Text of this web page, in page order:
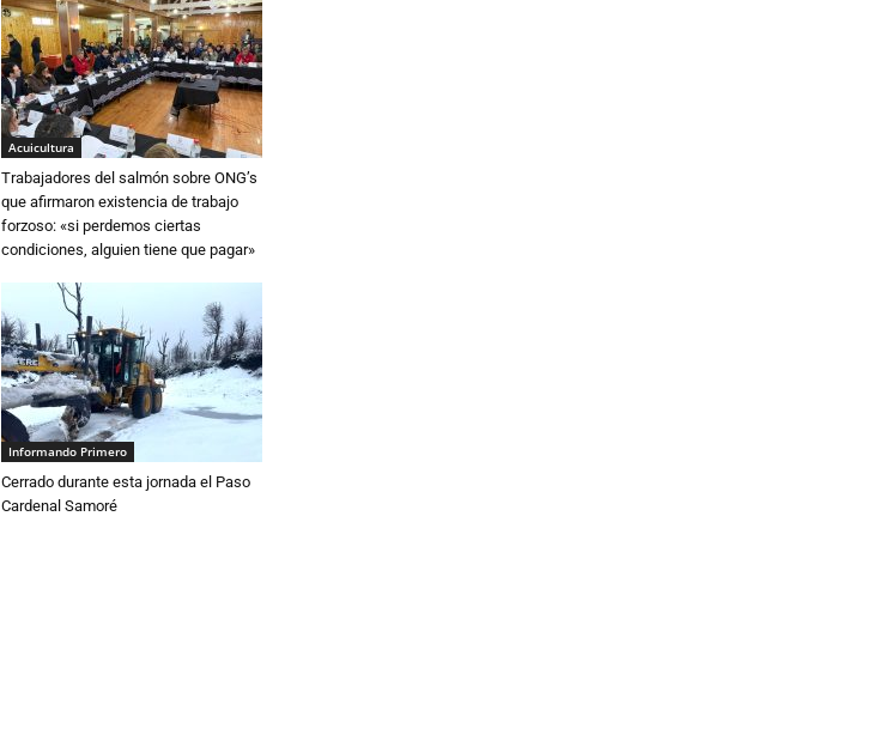
Acuicultura
Trabajadores del salmón sobre ONG’s
que afirmaron existencia de trabajo
forzoso: «si perdemos ciertas
condiciones, alguien tiene que pagar»
Informando Primero
Cerrado durante esta jornada el Paso
Cardenal Samoré